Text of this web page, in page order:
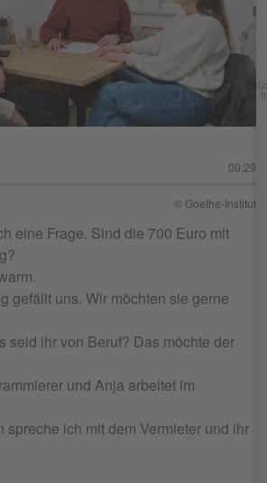
00:29
© Goethe-Institut
eine Frage. Sind die 700 Euro mit
gefällt uns. Wir möchten sie gerne
seid ihr von Beruf? Das möchte der
und Anja arbeitet im
spreche ich mit dem Vermieter und ihr